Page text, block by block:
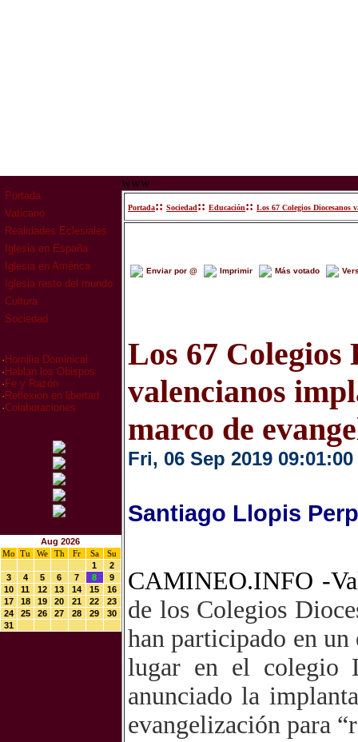
Portada
Vaticano
Realidades Eclesiales
Iglesia en España
Iglesia en América
Iglesia resto del mundo
Cultura
Sociedad
· Homilia Dominical
· Hablan los Obispos
· Fe y Razón
· Reflexion en libertad
·Colaboraciones
Aug 2026
Mo
Tu We Th Fr Sa
Su
1
2
3
4 5 6 7 8
9
10
11 12 13 14 15
16
17
18 19 20 21 22
23
24
25 26 27 28 29
30
31
www
Portada:: Sociedad:: Educación:: Los 67 Colegios Diocesanos
Enviar por @ Imprimir Más votado
Los 67 Colegios
valencianos
marco de
Fri, 06 Sep 2019 09:01:00
Santiago Llopis
CAMINEO.INFO -
de los Colegios
han participado en
lugar en el colegio
anunciado la
evangelización para